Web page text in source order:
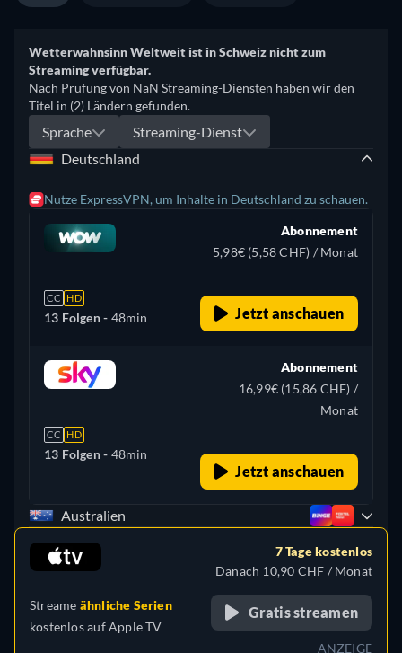
Wetterwahnsinn Weltweit ist in Schweiz nicht zum
Streaming verfügbar.
Nach Prüfung von NaN Streaming-Diensten haben wir den
Titel in (2) Ländern gefunden.
Sprache
Streaming-Dienst
Deutschland
Nutze ExpressVPN, um Inhalte in Deutschland zu schauen.
CC HD
13 Folgen - 48min
Abonnement
5,98€ (5,58 CHF) / Monat
Jetzt anschauen
CC HD
13 Folgen - 48min
Abonnement
16,99€ (15,86 CHF) /
Monat
Jetzt anschauen
Australien
Streame ähnliche Serien
kostenlos aufApple TV
7 Tage kostenlos
Danach 10,90 CHF / Monat
Gratis streamen
ANZEIGE